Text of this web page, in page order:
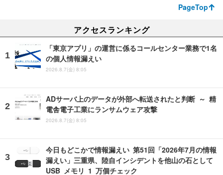
PageTop
アクセスランキング
「東京アプリ」の運営に係るコールセンター業務で1名
の個人情報漏えい
2026.8.7(金) 8:05
ADサーバ上のデータが外部へ転送されたと判断 ～ 精
電舎電子工業にランサムウェア攻撃
2026.8.7(金) 8:05
今日もどこかで情報漏えい 第51回「2026年7月の情報
漏えい」三重県、陸自インシデントを他山の石として
USB メモリ 1 万個チェック